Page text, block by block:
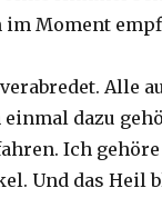
Moment
Alle
dazu
Ich
Und das Heil